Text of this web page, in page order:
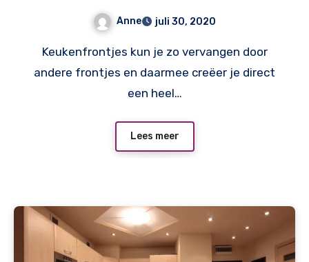
Anne juli 30, 2020
Keukenfrontjes kun je zo vervangen door
andere frontjes en daarmee creëer je direct
een heel…
Lees meer